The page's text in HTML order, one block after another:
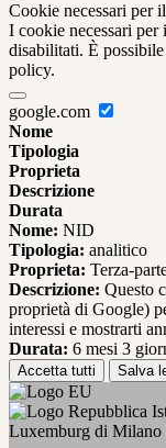
Cookie necessari per
I cookie necessari per
disabilitati. È
policy.
google.com
Nome
Tipologia
Proprieta
Descrizione
Durata
Nome: NID
Tipologia: analitico
Proprieta: Terza-
Descrizione: Questo
proprietà di Google)
interessi e mostrarti
Durata: 6 mesi 3
Accetta tutti Salva
Luxemburg di Milano